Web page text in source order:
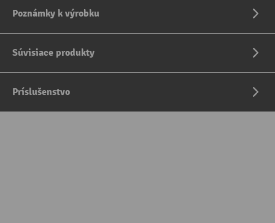
Poznámky k výrobku
Súvisiace produkty
Príslušenstvo